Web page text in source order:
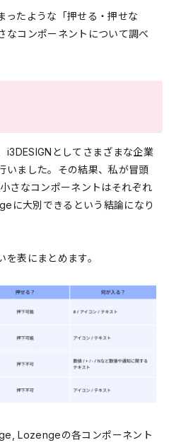
ったような「押せる・押せな
なコンポーネントについて調べ
i3DESIGNとしてさまざまな企業
いました。その結果、私が冒頭
さなコンポーネントはそれぞれ
に大別できるという結論になり
表にまとめます。
Lozengeの各コンポーネント